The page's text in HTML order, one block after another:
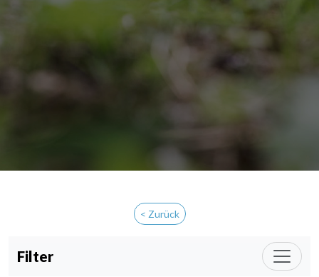
< Zurück
Filter